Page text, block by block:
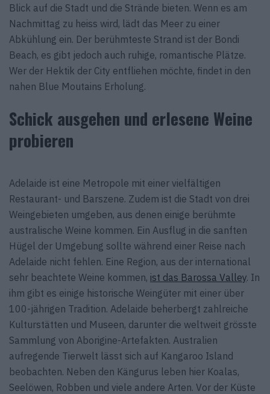
Blick auf die Stadt und die Strände bieten. Wenn es am
Nachmittag zu heiss wird, lädt das Meer zu einer
Abkühlung ein. Der berühmteste Strand ist der Bondi
Beach, es gibt jedoch auch ruhige, romantische Plätze.
Wer der Hektik der City entfliehen möchte, findet in den
nahen Blue Moutains Erholung.
Schick ausgehen und erlesene Weine
probieren
Adelaide ist eine Metropole mit einer vielfältigen
Restaurant- und Barszene. Zudem ist die Stadt von drei
Weingebieten umgeben, aus denen einige berühmte
australische Weine kommen. Ein Ausflug in die sanften
Hügel der Umgebung sollte während einer Reise nach
Adelaide nicht fehlen. Eine Region, aus der international
sehr beachtete Weine kommen, ist das Barossa Valley. In
ihm gibt es einige historische Weingüter mit einer über
100-jährigen Tradition. Adelaide beherbergt zahlreiche
Kulturstätten und Museen, darunter die weltweit grösste
Sammlung von Aborigine-Artefakten. Australien
aufregende Tierwelt lässt sich auf Kangaroo Island
beobachten. Neben den Kängurus leben hier Koalas,
Seelöwen, Robben und viele andere Arten. Vor der Küste